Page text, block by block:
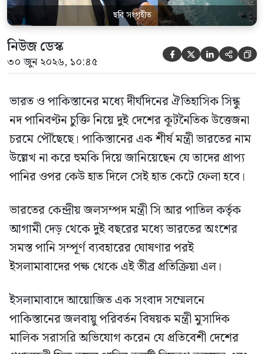
ছবি সংগৃহীত
নিউজ ডেস্ক
৩০ জুন ২০২৬, ১০:৪৫     
ভারত ও পাকিস্তানের মধ্যে দীর্ঘদিনের ঐতিহাসিক সিন্ধু
নদ পানিবণ্টন চুক্তি নিয়ে দুই দেশের কূটনৈতিক উত্তেজনা
চরমে পৌঁছেছে। পাকিস্তানের এক শীর্ষ মন্ত্রী ভারতের নাম
উল্লেখ না করে হুমকি দিয়ে জানিয়েছেন যে তাদের প্রাপ্য
পানির ওপর কেউ হাত দিলে সেই হাত কেটে ফেলা হবে।
ভারতের কেন্দ্রীয় জলসম্পদ মন্ত্রী সি আর পাতিল কর্তৃক
আগামী দেড় থেকে দুই বছরের মধ্যে ভারতের অংশের
সমস্ত পানি সম্পূর্ণ ব্যবহারের ঘোষণার পরই
ইসলামাবাদের পক্ষ থেকে এই তীব্র প্রতিক্রিয়া এল।
ইসলামাবাদে আয়োজিত এক সংবাদ সম্মেলনে
পাকিস্তানের জলবায়ু পরিবর্তন বিষয়ক মন্ত্রী মুসাদিক
মালিক সরাসরি অভিযোগ করেন যে প্রতিবেশী দেশের